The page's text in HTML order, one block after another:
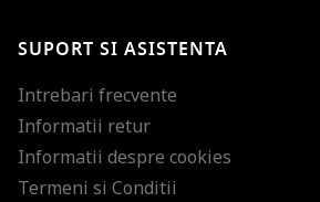
SUPORT SI ASISTENTA
Intrebari frecvente
Informatii retur
Informatii despre cookies
Termeni si Conditii